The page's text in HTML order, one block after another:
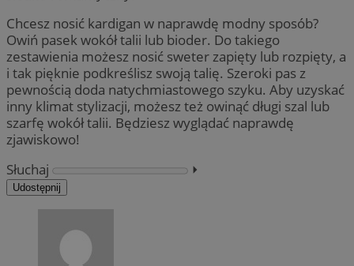
Chcesz nosić kardigan w naprawdę modny sposób?
Owiń pasek wokół talii lub bioder. Do takiego
zestawienia możesz nosić sweter zapięty lub rozpięty, a
i tak pięknie podkreślisz swoją talię. Szeroki pas z
pewnością doda natychmiastowego szyku. Aby uzyskać
inny klimat stylizacji, możesz też owinąć długi szal lub
szarfę wokół talii. Będziesz wyglądać naprawdę
zjawiskowo!
Słuchaj
⏵︎
Udostępnij